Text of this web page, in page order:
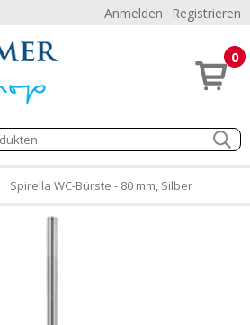
Anmelden Registrieren
0
Spirella WC-Bürste - 80 mm, Silber